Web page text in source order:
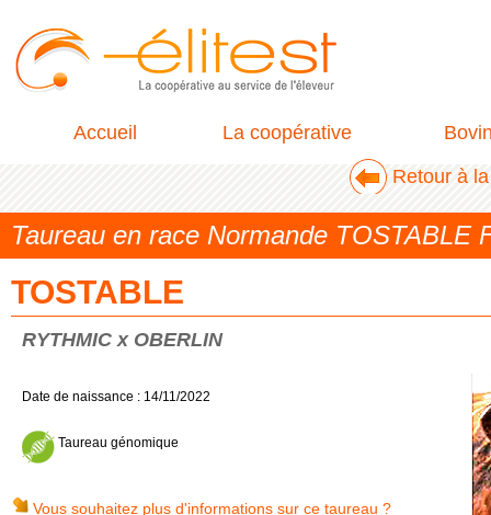
Accueil La coopérative
Retour à
Taureau en race Normande TOSTABLE
TOSTABLE
RYTHMIC x OBERLIN
Date de naissance : 14/11/2022
Taureau génomique
Vous souhaitez plus d'informations sur ce taureau ?